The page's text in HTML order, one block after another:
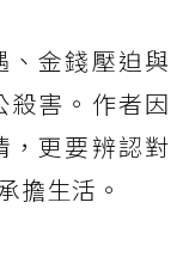
、金錢壓迫與
殺害。作者因
，更要辨認對
擔生活。